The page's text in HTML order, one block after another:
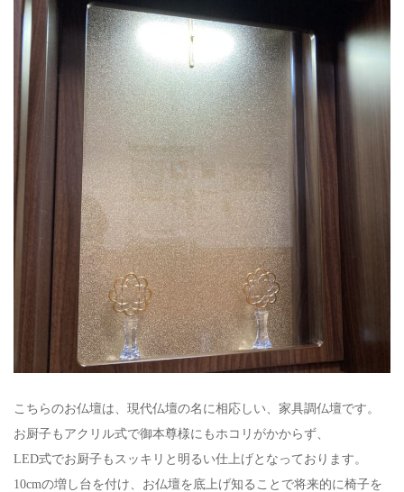
こちらのお仏壇は、現代仏壇の名に相応しい、家具調仏壇です。
お厨子もアクリル式で御本尊様にもホコリがかからず、
LED式でお厨子もスッキリと明るい仕上げとなっております。
10cmの増し台を付け、お仏壇を底上げ知ることで将来的に椅子を